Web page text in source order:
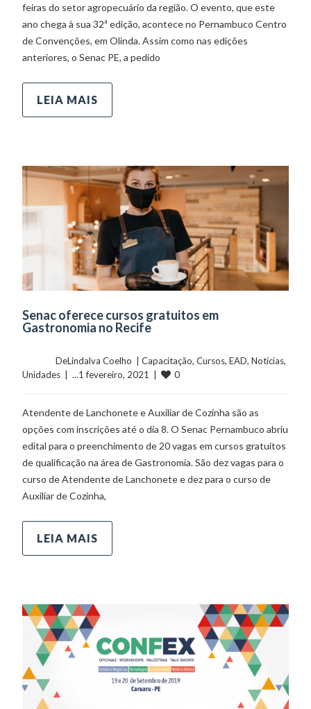
feiras do setor agropecuário da região. O evento, que este
ano chega à sua 32ª edição, acontece no Pernambuco Centro
de Convenções, em Olinda. Assim como nas edições
anteriores, o Senac PE, a pedido
LEIA MAIS
Senac oferece cursos gratuitos em
Gastronomia no Recife
	    	DeLindalva Coelho  |
Capacitação, Cursos, EAD, Notícias
Unidades
  |  ...1 fevereiro, 2021  |
0
Atendente de Lanchonete e Auxiliar de Cozinha são as
opções com inscrições até o dia 8. O Senac Pernambuco abriu
edital para o preenchimento de 20 vagas em cursos gratuitos
de qualificação na área de Gastronomia. São dez vagas para o
curso de Atendente de Lanchonete e dez para o curso de
Auxiliar de Cozinha,
LEIA MAIS